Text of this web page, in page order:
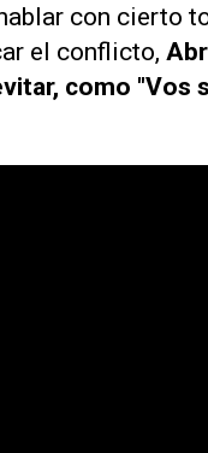
con cierto
el conflicto,
como "Vos